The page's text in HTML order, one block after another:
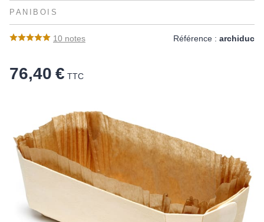
PANIBOIS
10 notes Référence : archiduc
76,40 € TTC